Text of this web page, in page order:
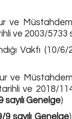
ve
ve 2003/5733
Vakfı (10/
ve
ve 2018/
Genelge)
sayılı Genelge